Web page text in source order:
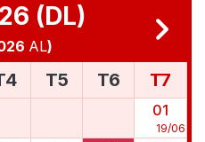
(DL)
AL)
T5 T6 T7
01
19/06